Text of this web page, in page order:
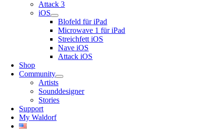
Attack 3
iOS
Blofeld für iPad
Microwave 1 für iPad
Streichfett iOS
Nave iOS
Attack iOS
Shop
Community
Artists
Sounddesigner
Stories
Support
My Waldorf